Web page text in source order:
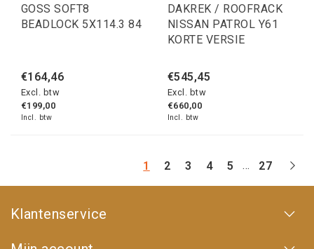
GOSS SOFT8
BEADLOCK 5X114.3 84
€164,46
Excl. btw
€199,00
Incl. btw
DAKREK / ROOFRACK
NISSAN PATROL Y61
KORTE VERSIE
€545,45
Excl. btw
€660,00
Incl. btw
1 2 3 4 5 ... 27
Klantenservice